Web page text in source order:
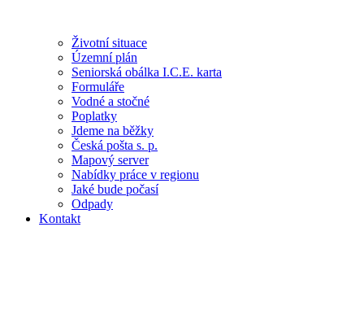
Životní situace
Územní plán
Seniorská obálka I.C.E. karta
Formuláře
Vodné a stočné
Poplatky
Jdeme na běžky
Česká pošta s. p.
Mapový server
Nabídky práce v regionu
Jaké bude počasí
Odpady
Kontakt